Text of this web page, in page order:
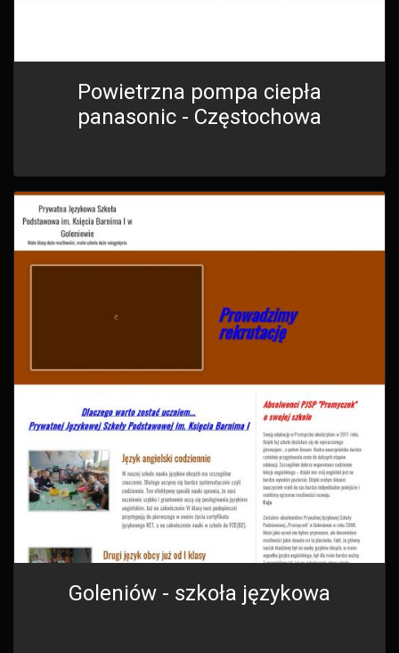
Powietrzna pompa ciepła
panasonic - Częstochowa
Goleniów - szkoła językowa